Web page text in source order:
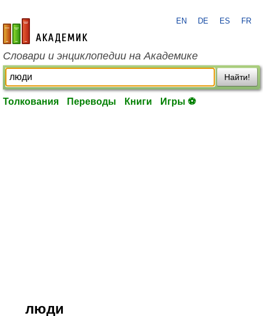
academic.ru
EN DE ES FR
Словари и энциклопедии на Академике
Найти!
Толкования Переводы Книги Игры ⚽
люди